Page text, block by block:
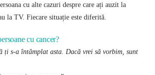
cu alte cazuri despre care ați auzit la
la TV. Fiecare situație este diferită.
cu cancer?
ți s-a întâmplat asta. Dacă vrei să vorbim, sunt